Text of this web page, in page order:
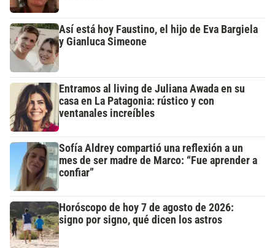
Así está hoy Faustino, el hijo de Eva Bargiela
y Gianluca Simeone
Entramos al living de Juliana Awada en su
casa en La Patagonia: rústico y con
ventanales increíbles
Sofía Aldrey compartió una reflexión a un
mes de ser madre de Marco: “Fue aprender a
confiar”
Horóscopo de hoy 7 de agosto de 2026:
signo por signo, qué dicen los astros